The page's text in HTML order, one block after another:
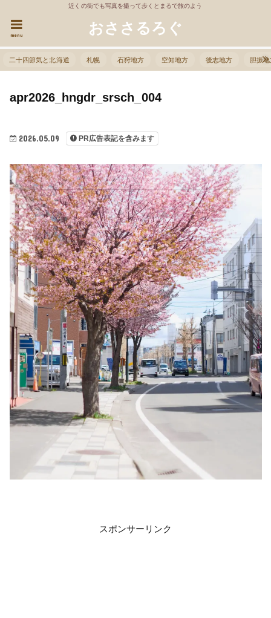
近くの街でも写真を撮って歩くとまるで旅のよう
おささるろぐ
menu
二十四節気と北海道 札幌 石狩地方 空知地方 後志地方 胆振
2026.05.09 PR広告表記を含みます
apr2026_hngdr_srsch_004
スポンサーリンク